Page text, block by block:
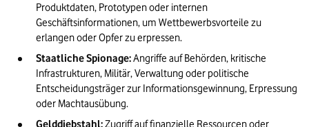
Produktdaten, Prototypen oder internen
Geschäftsinformationen, um Wettbewerbsvorteile zu
erlangen oder Opfer zu erpressen.
Staatliche Spionage: Angriffe auf Behörden, kritische
Infrastrukturen, Militär, Verwaltung oder politische
Entscheidungsträger zur Informationsgewinnung, Erpressung
oder Machtausübung.
Gelddiebstahl: Zugriff auf finanzielle Ressourcen oder